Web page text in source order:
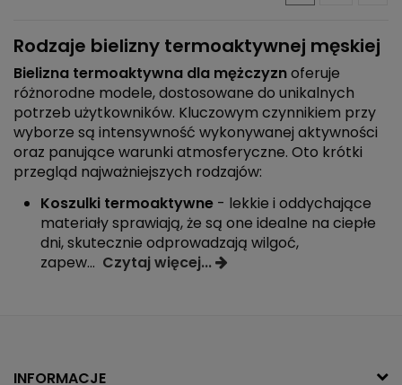
Rodzaje bielizny termoaktywnej męskiej
Bielizna termoaktywna dla mężczyznoferuje
różnorodne modele, dostosowane do unikalnych
potrzeb użytkowników. Kluczowym czynnikiem przy
wyborze są intensywność wykonywanej aktywności
oraz panujące warunki atmosferyczne. Oto krótki
przegląd najważniejszych rodzajów:
Koszulki termoaktywne - lekkie i oddychające
materiały sprawiają, że są one idealne na ciepłe
dni, skutecznie odprowadzają wilgoć,
zapew... Czytaj więcej...
INFORMACJE